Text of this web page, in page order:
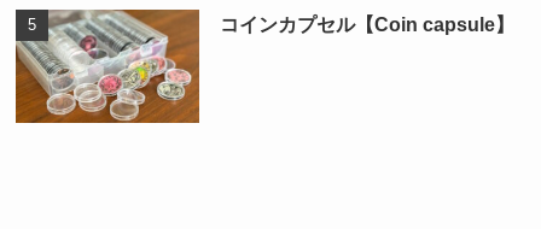
コインカプセル【Coin capsule】